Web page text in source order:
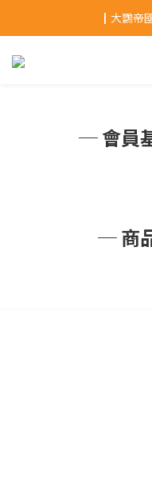
┃大鸚帝
─ 會員
─ 商